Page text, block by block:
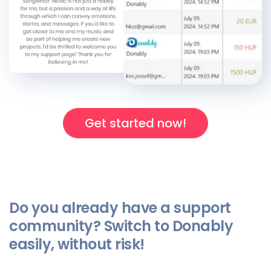
Get started now!
Do you already have a support
community? Switch to Donably
easily, without risk!